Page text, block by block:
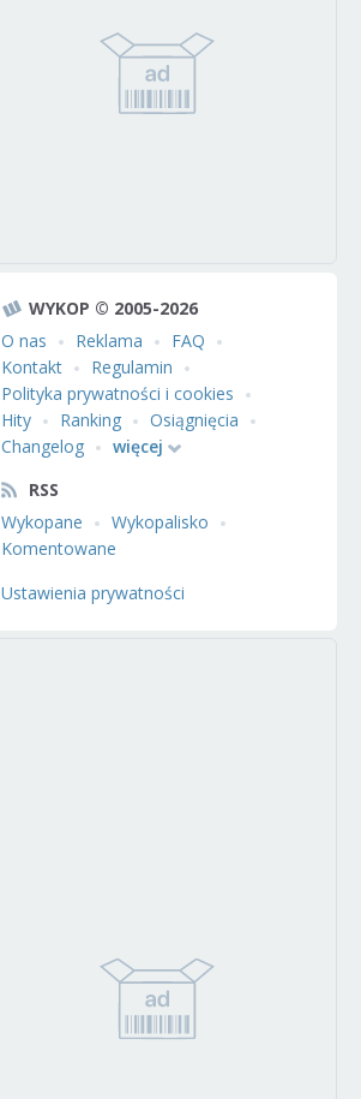
WYKOP © 2005-2026
O nas
Reklama
FAQ
Kontakt
Regulamin
Polityka prywatności i cookies
Hity
Ranking
Osiągnięcia
Changelog
więcej
RSS
Wykopane
Wykopalisko
Komentowane
Ustawienia prywatności